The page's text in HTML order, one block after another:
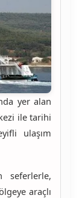
yer alan
ile tarihi
ulaşım
seferlerle,
araçlı